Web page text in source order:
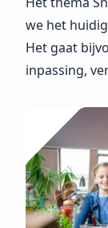
we het
Het gaat
inpassing,